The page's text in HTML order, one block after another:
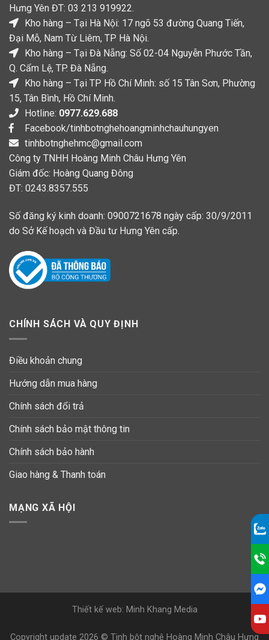
Hưng Yên ĐT: 03 213 919922.
Kho hàng – Tại Hà Nội: 17 ngõ 53 đường Quang Tiến,
Đại Mỗ, Nam Từ Liêm, TP Hà Nội.
Kho hàng – Tại Đà Nẵng: Số 02-04 Nguyễn Phước Tần,
Q. Cẩm Lệ, TP. Đà Nẵng.
Kho hàng – Tại TP Hồ Chí Minh: số 15 Tân Sơn, Phường
15, Tân Bình, Hồ Chí Minh.
Hotline: 0977.629.688
Facebook/tinhbotnghehoangminhchauhungyen
tinhbotnghehmc@gmail.com
Công ty TNHH Hoàng Minh Châu Hưng Yên
Giám đốc: Hoàng Quang Đông
ĐT: 0243.8357.555
Số đăng ký kinh doanh: 0900721678 ngày cấp: 30/9/2011
do Sở Kế hoạch và Đầu tư Hưng Yên cấp.
CHÍNH SÁCH VÀ QUY ĐỊNH
Điều khoản chung
Hướng dẫn mua hàng
Chính sách đổi trả
Chính sách bảo mật thông tin
Chính sách bảo hành
Giao hàng & Thanh toán
MẠNG XÃ HỘI
Thiết kế web: Minh Khang Media
Copyright update 2026 © Tinh bột nghệ Hoàng Minh Châu Hưng